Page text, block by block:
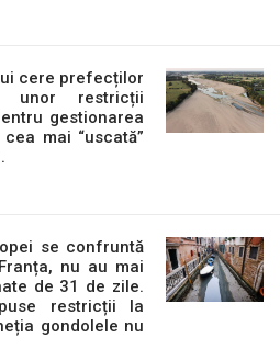
cere prefecților
unor restricții
gestionarea
mai “uscată”
se confruntă
nu au mai
de 31 de zile.
restricții la
gondolele nu